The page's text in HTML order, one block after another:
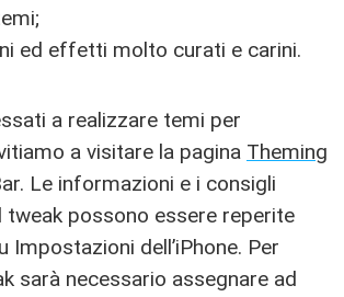
ed effetti molto curati e carini.
a realizzare temi per
a visitare la pagina Theming
Le informazioni e i consigli
tweak possono essere reperite
Impostazioni dell’iPhone. Per
sarà necessario assegnare ad